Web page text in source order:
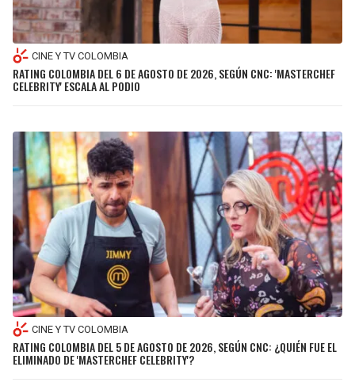
LIGA DE EXPANSIÓN MX
LEAGUES CUP
UEFA EUROPA LEAGUE
UEFA CONFERENCE LEAGUE
MLS
COPA SUDAMERICANA
LIGA BETPLAY
OTRAS LIGAS
RAIDERS
CHARGERS
BENGALS
BROWNS
STEELERS
TEXANS
COLTS
CAVALIERS
PISTONS
BUCKS
HAWKS
HORNETS
HEAT
MAGIC
CINE Y TV COLOMBIA
RATING COLOMBIA DEL 6 DE AGOSTO DE 2026, SEGÚN CNC: 'MASTERCHEF
CELEBRITY' ESCALA AL PODIO
CINE Y TV COLOMBIA
RATING COLOMBIA DEL 5 DE AGOSTO DE 2026, SEGÚN CNC: ¿QUIÉN FUE EL
ELIMINADO DE 'MASTERCHEF CELEBRITY'?